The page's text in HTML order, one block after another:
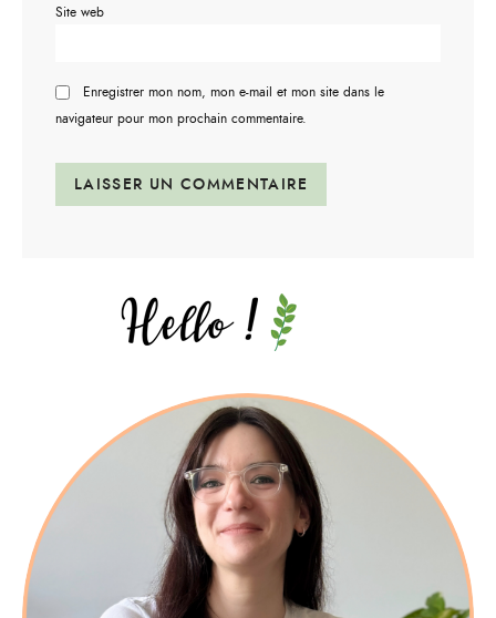
Site web
Enregistrer mon nom, mon e-mail et mon site dans le
navigateur pour mon prochain commentaire.